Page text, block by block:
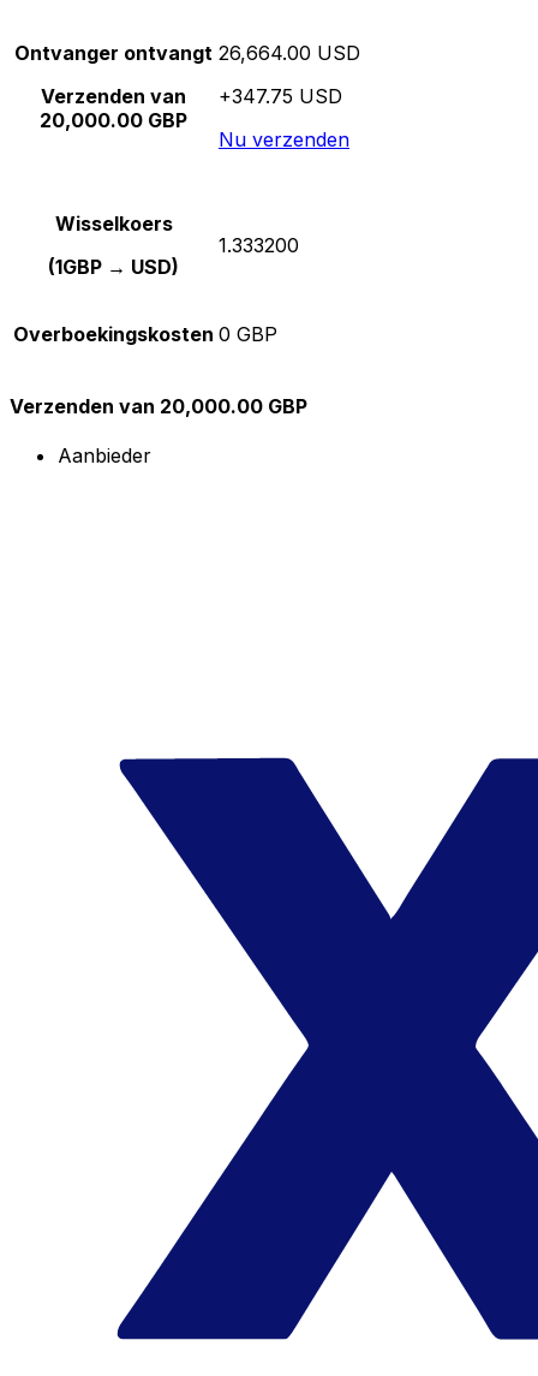
Ontvanger ontvangt
Verzenden van
20,000.00 GBP
26,664.00 USD
+347.75 USD
Nu verzenden
Wisselkoers
(1GBP → USD)
1.333200
Overboekingskosten 0 GBP
Verzenden van 20,000.00 GBP
Aanbieder